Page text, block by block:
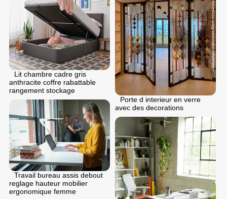
Lit chambre cadre gris
anthracite coffre rabattable
rangement stockage
Porte d interieur en verre
avec des decorations
Travail bureau assis debout
reglage hauteur mobilier
ergonomique femme